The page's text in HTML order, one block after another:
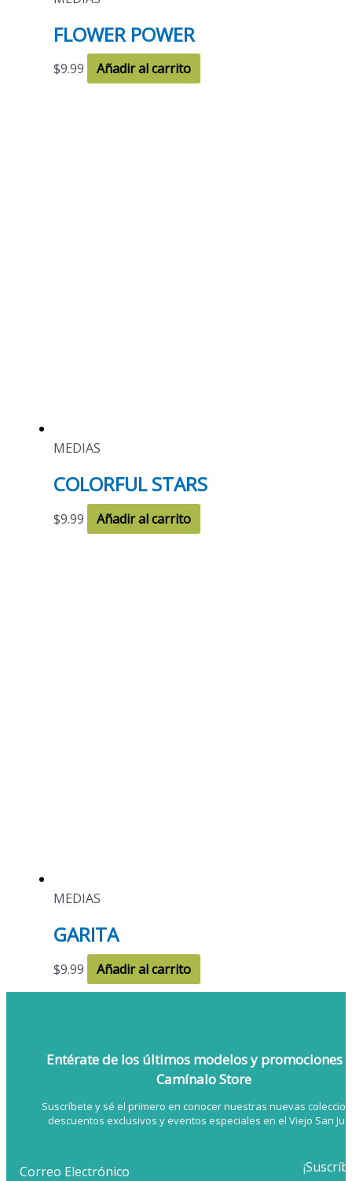
FLOWER POWER
$9.99 Añadir al carrito
MEDIAS
COLORFUL STARS
$9.99 Añadir al carrito
MEDIAS
GARITA
$9.99 Añadir al carrito
Entérate de los últimos modelosy promociones
Camínalo Store
Suscríbete y sé el primero en conocer nuestras nuevas
descuentos exclusivos y eventos especiales en el Viejo San